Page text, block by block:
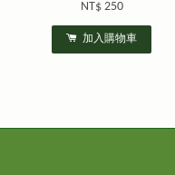
NT$ 250
加入購物車